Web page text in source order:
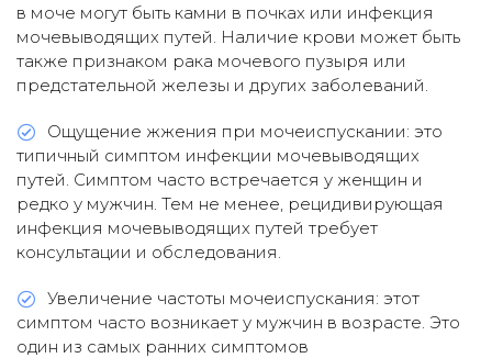
в моче могут быть камни в почках или инфекция
мочевыводящих путей. Наличие крови может быть
также признаком рака мочевого пузыря или
предстательной железы и других заболеваний.
Ощущение жжения при мочеиспускании: это
типичный симптом инфекции мочевыводящих
путей. Симптом часто встречается у женщин и
редко у мужчин. Тем не менее, рецидивирующая
инфекция мочевыводящих путей требует
консультации и обследования.
Увеличение частоты мочеиспускания: этот
симптом часто возникает у мужчин в возрасте. Это
один из самых ранних симптомов